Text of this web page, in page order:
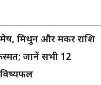
मिथुन और मकर राशि
जानें सभी 12